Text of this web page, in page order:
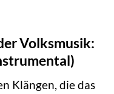
Volksmusik:
Klängen, die das